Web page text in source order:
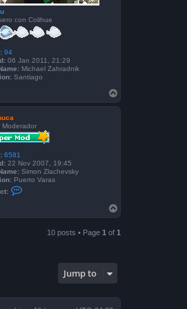
con Colihue
94
06 Jan 2011, 21:29
Michael Zahradnik
Santiago
o
p
Moderador
6581
22 Nov 2007, 19:45
Simon Zlachevsky
Puerto Varas
a
o
10 posts • Page 1 of 1
Jump to